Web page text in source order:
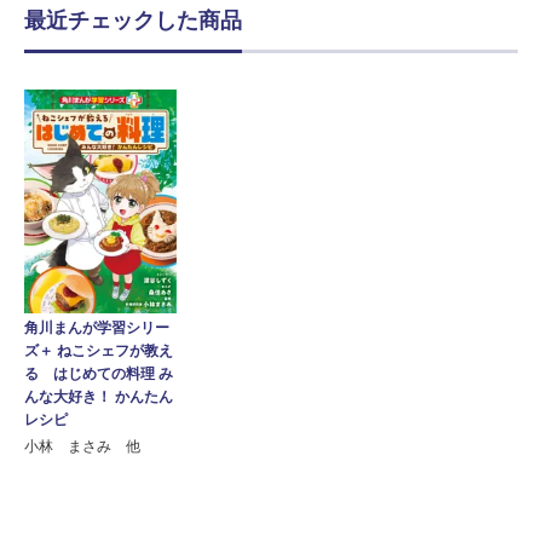
最近チェックした商品
角川まんが学習シリー
ズ＋ ねこシェフが教え
る はじめての料理 み
んな大好き！ かんたん
レシピ
小林 まさみ 他